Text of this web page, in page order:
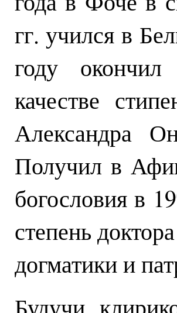
гг. учился в
году
качестве
Александра
Получил в
богословия в
степень
догматики и